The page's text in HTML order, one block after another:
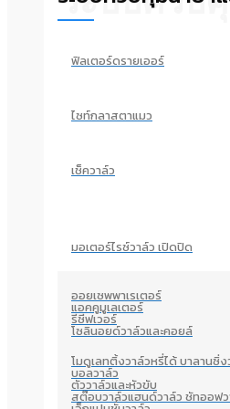
ฟิลเตอร์ดรายเออร์
ไซท์กลาสตาแมว
เช็ควาล์ว
มอเตอร์ไรซ์วาล์ว เปิดปิด
ออยเซพพาเรเตอร์
แอคคูมูเลเตอร์
รีซีฟเวอร์
โซลินอยด์วาล์วและคอยล์
โมดูเลทติ้งวาล์วหรี่ได้ บาลานซิ่ง
บอลวาล์ว
ตัววาล์วและหัวขับ
สต๊อบวาล์วแฮนด์วาล์ว ชัทออฟว